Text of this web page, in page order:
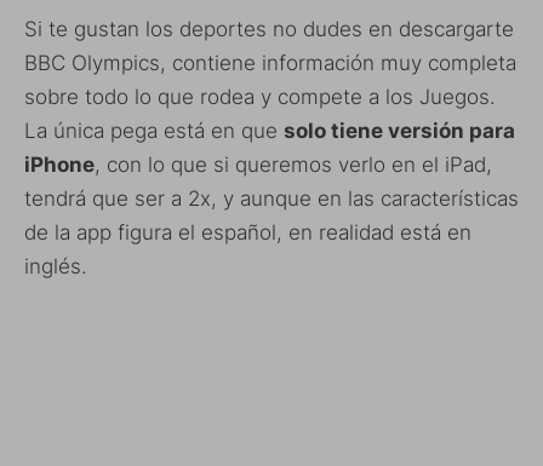
Si te gustan los deportes no dudes en descargarte
BBC Olympics, contiene información muy completa
sobre todo lo que rodea y compete a los Juegos.
La única pega está en que solo tiene versión para
iPhone, con lo que si queremos verlo en el iPad,
tendrá que ser a 2x, y aunque en las características
de la app figura el español, en realidad está en
inglés.